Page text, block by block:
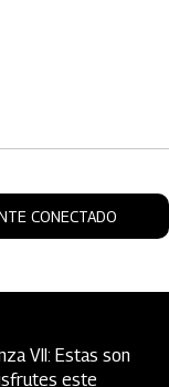
CONECTADO
VII: Estas son
este